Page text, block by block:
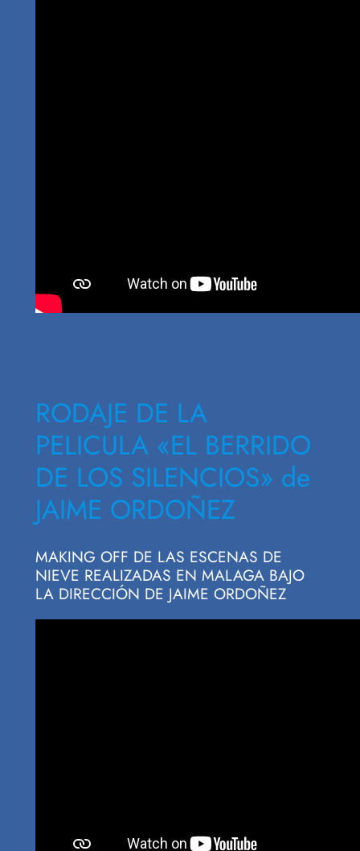
RODAJE DE LA
PELICULA «EL BERRIDO
DE LOS SILENCIOS» de
JAIME ORDOÑEZ
MAKING OFF DE LAS ESCENAS DE
NIEVE REALIZADAS EN MALAGA BAJO
LA DIRECCIÓN DE JAIME ORDOÑEZ